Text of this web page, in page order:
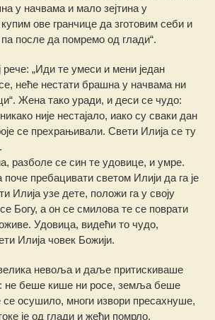
у начвама и мало зејтина у
ове гранчице да зготовим себи и
после да помремо од глади“.
рече: „Иди те умеси и мени један
неће нестати брашна у начвама ни
Жена тако уради, и деси се чудо:
није нестајало, иако су сваки дан
се прехрањивали. Свети Илија се ту
разболе се син те удовице, и умре.
пребацивати светом Илији да га је
Илија узе дете, положи га у своју
Богу, а он се смилова те се поврати
Удовица, видећи то чудо,
Илија човек Божији.
невоља и даље притискиваше
не беше кише ни росе, земља беше
осушило, многи извори пресахнуше,
је од глади и жеђи помрло.